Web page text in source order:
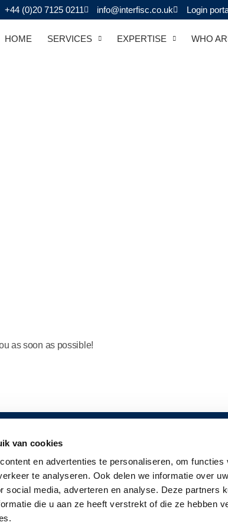
van cookies
en advertenties te personaliseren, om functies
te analyseren. Ook delen we informatie over
social media, adverteren en analyse. Deze partners
die u aan ze heeft verstrekt of die ze hebben
+44 (0)20 7125 0211 info@interfisc.co.uk Login
HOME SERVICES EXPERTISE WHO
as soon as possible!